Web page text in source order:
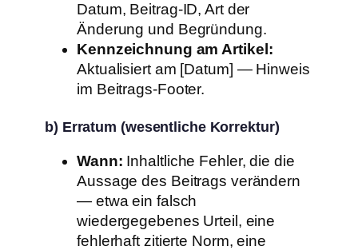
Datum, Beitrag-ID, Art der
Änderung und Begründung.
Kennzeichnung am Artikel:
Aktualisiert am [Datum] — Hinweis
im Beitrags-Footer.
b) Erratum (wesentliche Korrektur)
Wann: Inhaltliche Fehler, die die
Aussage des Beitrags verändern
— etwa ein falsch
wiedergegebenes Urteil, eine
fehlerhaft zitierte Norm, eine